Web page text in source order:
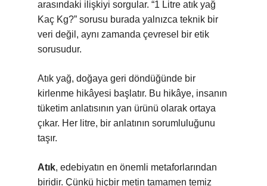
arasındaki ilişkiyi sorgular. “1 Litre atık yağ
Kaç Kg?” sorusu burada yalnızca teknik bir
veri değil, aynı zamanda çevresel bir etik
sorusudur.
Atık yağ, doğaya geri döndüğünde bir
kirlenme hikâyesi başlatır. Bu hikâye, insanın
tüketim anlatısının yan ürünü olarak ortaya
çıkar. Her litre, bir anlatının sorumluluğunu
taşır.
Atık, edebiyatın en önemli metaforlarından
biridir. Çünkü hiçbir metin tamamen temiz